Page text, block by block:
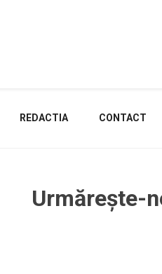
REDACTIA CONTACT
Urmărește-